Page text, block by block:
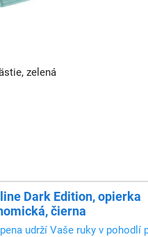
zelená
Dark Edition, opierka
čierna
udrží Vaše ruky v pohodlí